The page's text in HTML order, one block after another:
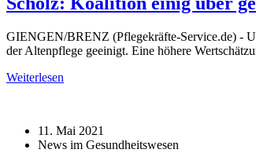
GIENGEN/BRENZ (Pflegekräfte-Service.de) -
der Altenpflege geeinigt. Eine höhere
Weiterlesen
11. Mai 2021
News im Gesundheitswesen